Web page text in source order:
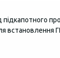
підкапотного
встановлення